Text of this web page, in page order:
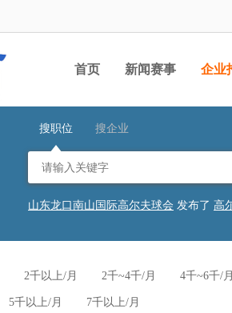
首页 新闻赛事 企业
搜职位 搜企业
山东龙口南山国际高尔夫球会 发布了 高
广东金立高尔夫体育发展有限公司发布了
湖北省五乐台度假区有限公司
2千以上/月 2千~4千/月 4千~6千/月
5千以上/月 7千以上/月